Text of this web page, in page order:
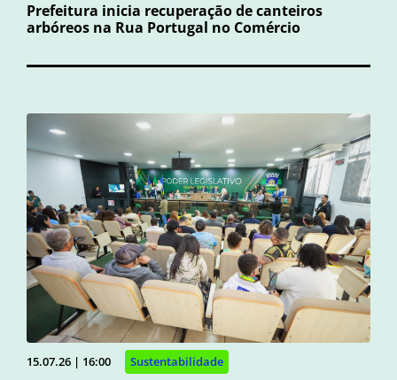
Prefeitura inicia recuperação de canteiros
arbóreos na Rua Portugal no Comércio
15.07.26 | 16:00 Sustentabilidade